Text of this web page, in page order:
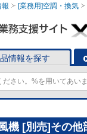
報 [業務用]空調・換気
情報を探す
機 [別売]その他